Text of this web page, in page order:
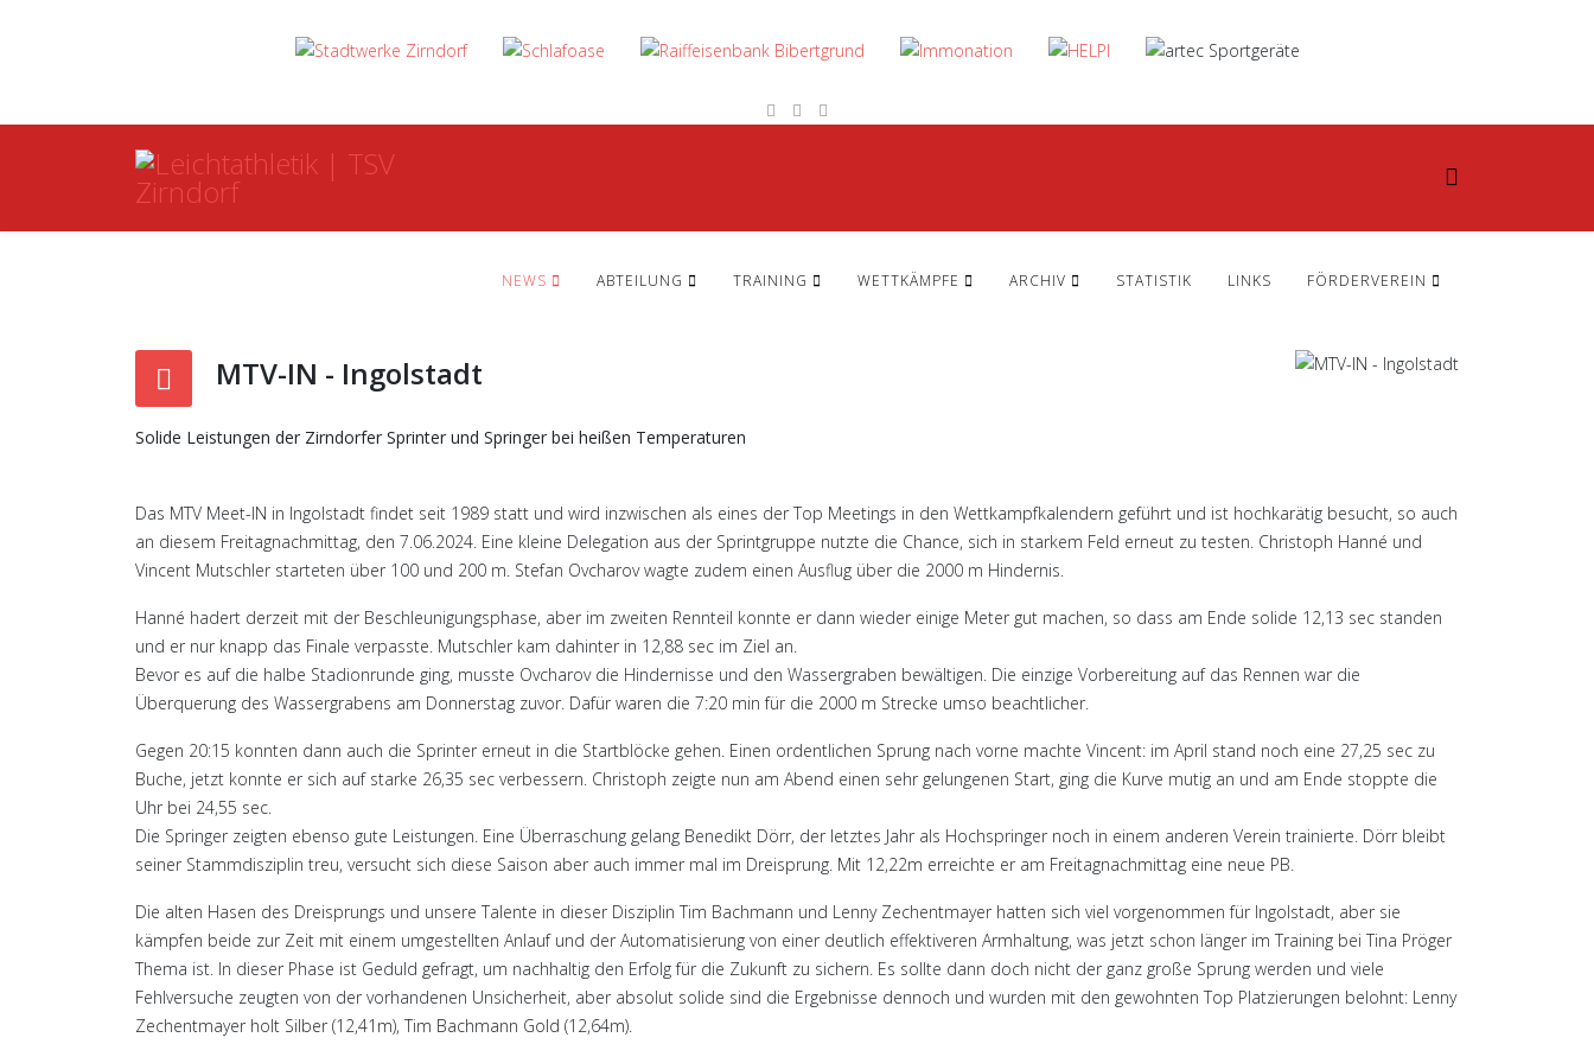
NEWS ABTEILUNG TRAINING WETTKÄMPFE ARCHIV STATISTIK LINKS FÖRDERVEREIN
MTV-IN - Ingolstadt
Solide Leistungen der Zirndorfer Sprinter und Springer bei heißen Temperaturen
Das MTV Meet-IN in Ingolstadt findet seit 1989 statt und wird inzwischen als eines der Top Meetings in den Wettkampfkalendern geführt und ist hochkarätig besucht, so auch
an diesem Freitagnachmittag, den 7.06.2024. Eine kleine Delegation aus der Sprintgruppe nutzte die Chance, sich in starkem Feld erneut zu testen. Christoph Hanné und
Vincent Mutschler starteten über 100 und 200 m. Stefan Ovcharov wagte zudem einen Ausflug über die 2000 m Hindernis.
Hanné hadert derzeit mit der Beschleunigungsphase, aber im zweiten Rennteil konnte er dann wieder einige Meter gut machen, so dass am Ende solide 12,13 sec standen
und er nur knapp das Finale verpasste. Mutschler kam dahinter in 12,88 sec im Ziel an.
Bevor es auf die halbe Stadionrunde ging, musste Ovcharov die Hindernisse und den Wassergraben bewältigen. Die einzige Vorbereitung auf das Rennen war die
Überquerung des Wassergrabens am Donnerstag zuvor. Dafür waren die 7:20 min für die 2000 m Strecke umso beachtlicher.
Gegen 20:15 konnten dann auch die Sprinter erneut in die Startblöcke gehen. Einen ordentlichen Sprung nach vorne machte Vincent: im April stand noch eine 27,25 sec zu
Buche, jetzt konnte er sich auf starke 26,35 sec verbessern. Christoph zeigte nun am Abend einen sehr gelungenen Start, ging die Kurve mutig an und am Ende stoppte die
Uhr bei 24,55 sec.
Die Springer zeigten ebenso gute Leistungen. Eine Überraschung gelang Benedikt Dörr, der letztes Jahr als Hochspringer noch in einem anderen Verein trainierte. Dörr bleibt
seiner Stammdisziplin treu, versucht sich diese Saison aber auch immer mal im Dreisprung. Mit 12,22m erreichte er am Freitagnachmittag eine neue PB.
Die alten Hasen des Dreisprungs und unsere Talente in dieser Disziplin Tim Bachmann und Lenny Zechentmayer hatten sich viel vorgenommen für Ingolstadt, aber sie
kämpfen beide zur Zeit mit einem umgestellten Anlauf und der Automatisierung von einer deutlich effektiveren Armhaltung, was jetzt schon länger im Training bei Tina Pröger
Thema ist. In dieser Phase ist Geduld gefragt, um nachhaltig den Erfolg für die Zukunft zu sichern. Es sollte dann doch nicht der ganz große Sprung werden und viele
Fehlversuche zeugten von der vorhandenen Unsicherheit, aber absolut solide sind die Ergebnisse dennoch und wurden mit den gewohnten Top Platzierungen belohnt: Lenny
Zechentmayer holt Silber (12,41m), Tim Bachmann Gold (12,64m).